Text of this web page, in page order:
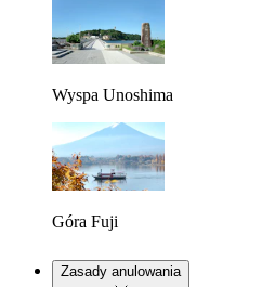
Wyspa Unoshima
Góra Fuji
Zasady anulowania